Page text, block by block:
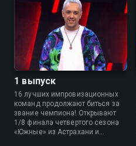
1 выпуск
16 лучших импровизационных
команд продолжают биться за
звание чемпиона! Открывают
1/8 финала четвертого сезона
«Южные» из Астрахани и